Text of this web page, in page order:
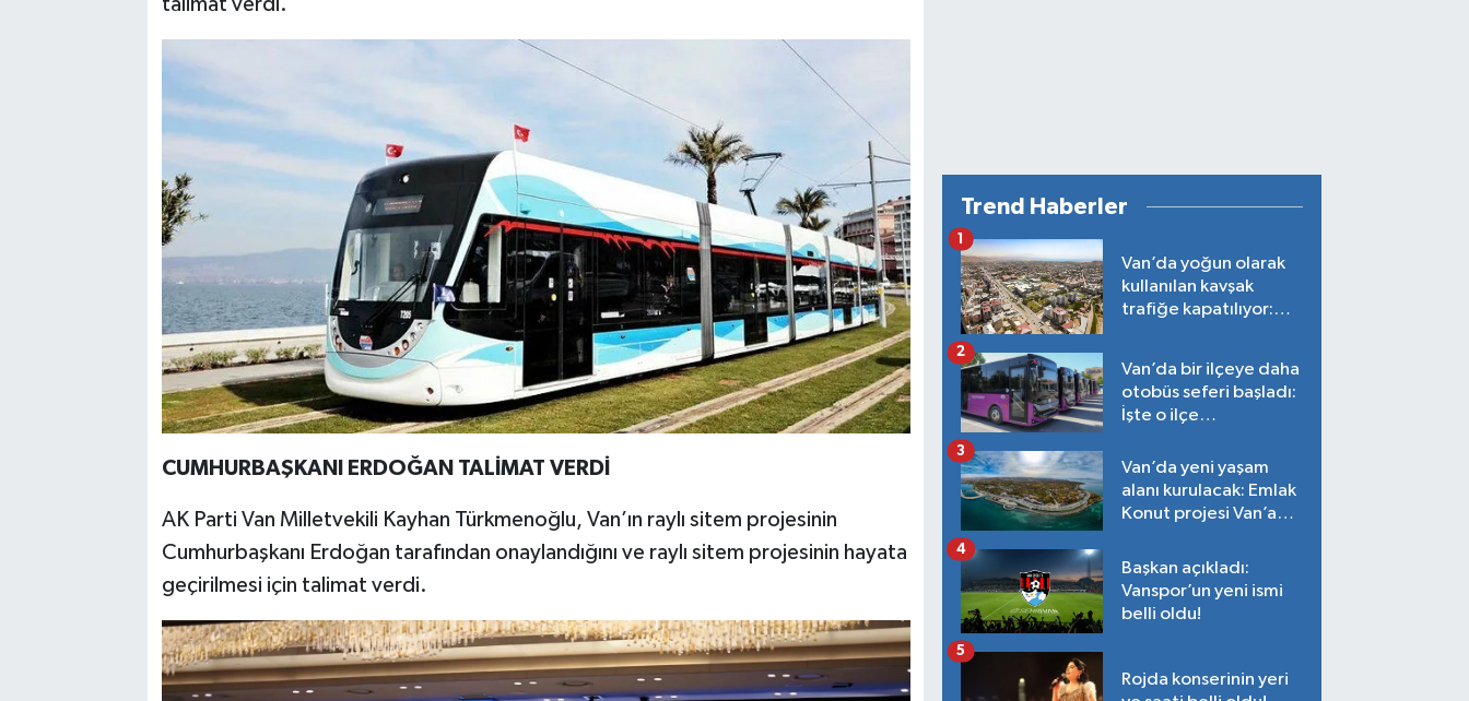
CUMHURBAŞKANI ERDOĞAN TALİMAT VERDİ
AK Parti Van Milletvekili Kayhan Türkmenoğlu, Van’ın raylı sitem projesinin
Cumhurbaşkanı Erdoğan tarafından onaylandığını ve raylı sitem projesinin hayata
geçirilmesi için talimat verdi.
Trend Haberler
Van’da yoğun olarak
kullanılan kavşak
trafiğe kapatılıyor:
1
Van’da bir ilçeye daha
otobüs seferi başladı:
İşte o ilçe…
2
Van’da yeni yaşam
alanı kurulacak: Emlak
Konut projesi Van’a
3
Başkan açıkladı:
Vanspor’un yeni ismi
belli oldu!
4
Rojda konserinin yeri
5